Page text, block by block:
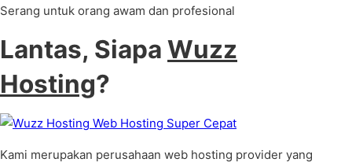
Serang untuk orang awam dan profesional
Lantas, Siapa Wuzz
Hosting?
Kami merupakan perusahaan web hosting provider yang